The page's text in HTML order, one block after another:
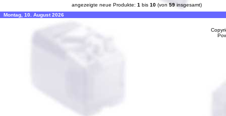
angezeigte neue Produkte: 1 bis 10 (von 59 insgesamt)
Montag, 10. August 2026